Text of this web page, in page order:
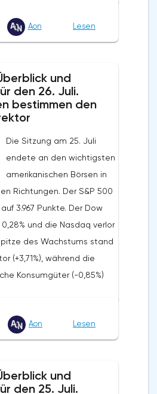
von Coinbase Global
schwächer aus als
hinaus hat das
zweite Quartal in Folge
der Handelsaktivitäten
ist. Coinbases eigene
Anzahl der aktiven
Jahr wurden von 15
gesenkt.Der
und -gewinn von Qorvo
sank etwas weniger als vom
Das Management des
jedoch eine schwache
Jahresende ab.Die
und Streaming-
hat Disney+ zum
Aon Lesen
und
den 26. Juli.
bestimmen den
Die Sitzung am 25. Juli
endete an den wichtigsten
amerikanischen Börsen in
Richtungen. Der S&P 500
3.967 Punkte. Der Dow
und die Nasdaq verlor
des Wachstums stand
(+3,71%), während die
Konsumgüter (-0,85%)
Entertainment
McMahon, ist
(EBS: +6,2%) stiegen
Aon Lesen
und
den 25. Juli.